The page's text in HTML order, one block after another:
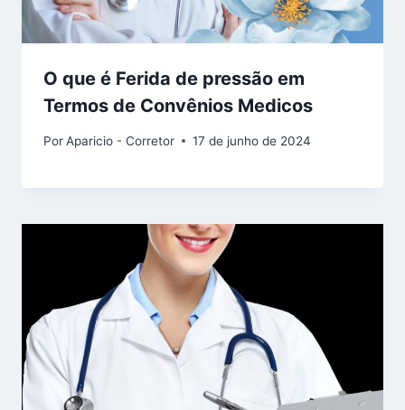
O que é Ferida de pressão em
Termos de Convênios Medicos
PorAparicio - Corretor 17 de junho de 2024